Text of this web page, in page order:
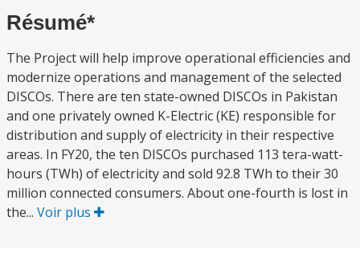
Résumé*
The Project will help improve operational efficiencies and
modernize operations and management of the selected
DISCOs. There are ten state-owned DISCOs in Pakistan
and one privately owned K-Electric (KE) responsible for
distribution and supply of electricity in their respective
areas. In FY20, the ten DISCOs purchased 113 tera-watt-
hours (TWh) of electricity and sold 92.8 TWh to their 30
million connected consumers. About one-fourth is lost in
the... Voir plus